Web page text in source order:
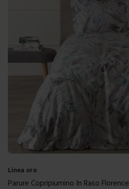
Linea oro
Parure Copripiumino In Raso Florence